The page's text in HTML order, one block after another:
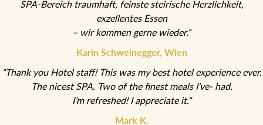
„Ein wunderschönes SPA Hotel im Zentrum von Bad Aussee –
SPA-Bereich traumhaft, feinste steirische Herzlichkeit,
exzellentes Essen
– wir kommen gerne wieder.“
Karin Schweinegger, Wien
“Thank you Hotel staff! This was my best hotel experience ever.
The nicest SPA. Two of the finest meals I’ve- had.
I’m refreshed! I appreciate it.“